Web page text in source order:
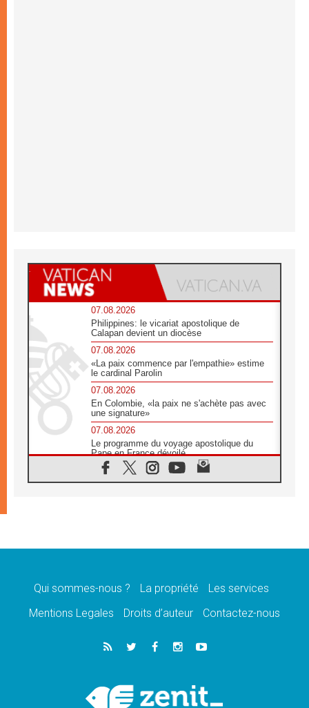
07.08.2026
Philippines: le vicariat apostolique de
Calapan devient un diocèse
07.08.2026
«La paix commence par l'empathie» estime
le cardinal Parolin
07.08.2026
En Colombie, «la paix ne s'achète pas avec
une signature»
07.08.2026
Le programme du voyage apostolique du
Pape en France dévoilé
07.08.2026
1ère Conférence continentale sur l'éducation
07.08.2026
07.08.2026
lancement des «dix jours de prière pour la
06.08.2026
Préparatifs des JMJ 2027 à Séoul: «c'est
Chrétiens et confucéens: respect et sagesse
pour relever les «défis urgents»
Qui sommes-nous ? La propriété
Les services
Mentions Legales
Droits d’auteur Contactez-nous